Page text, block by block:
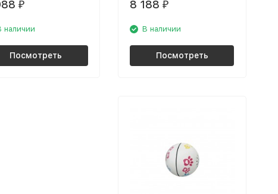
₽
наличии
Посмотреть
8 188₽
В наличии
Посмотреть